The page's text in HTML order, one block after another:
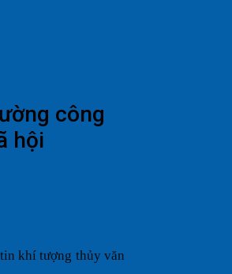
công
hội
khí tượng thủy văn